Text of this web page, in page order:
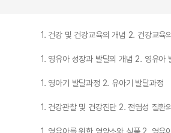
1. 건강 및 건강교육의 개념 2. 건강교육
1. 영유아 성장과 발달의 개념 2. 영유아
1. 영아기 발달과정 2. 유아기 발달과정
1. 건강관찰 및 건강진단 2. 전염성 질환